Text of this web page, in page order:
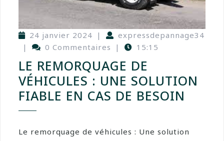
24 janvier 2024 |
expressdepannage34
|
0 Commentaires | 15:15
LE REMORQUAGE DE
VÉHICULES : UNE SOLUTION
FIABLE EN CAS DE BESOIN
Le remorquage de véhicules : Une solution